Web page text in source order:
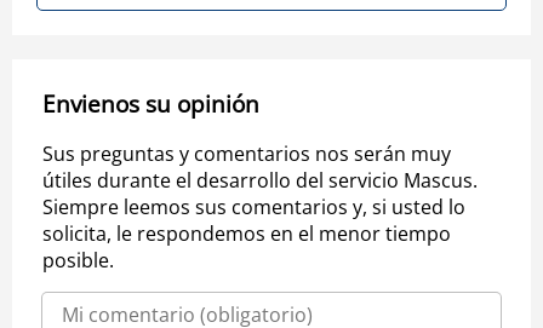
Envienos su opinión
Sus preguntas y comentarios nos serán muy
útiles durante el desarrollo del servicio Mascus.
Siempre leemos sus comentarios y, si usted lo
solicita, le respondemos en el menor tiempo
posible.